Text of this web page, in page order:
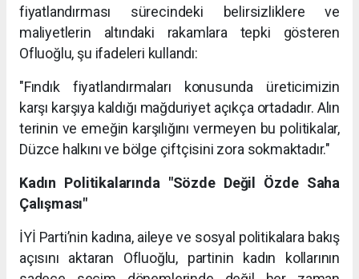
fiyatlandırması sürecindeki belirsizliklere ve
maliyetlerin altındaki rakamlara tepki gösteren
Ofluoğlu, şu ifadeleri kullandı:
"Fındık fiyatlandırmaları konusunda üreticimizin
karşı karşıya kaldığı mağduriyet açıkça ortadadır. Alın
terinin ve emeğin karşılığını vermeyen bu politikalar,
Düzce halkını ve bölge çiftçisini zora sokmaktadır."
Kadın Politikalarında "Sözde Değil Özde Saha
Çalışması"
İYİ Parti’nin kadına, aileye ve sosyal politikalara bakış
açısını aktaran Ofluoğlu, partinin kadın kollarının